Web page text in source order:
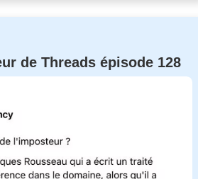
de Threads épisode 128